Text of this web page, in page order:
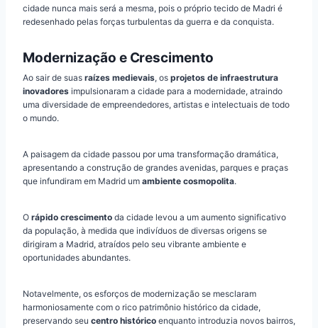
cidade nunca mais será a mesma, pois o próprio tecido de Madri é
redesenhado pelas forças turbulentas da guerra e da conquista.
Modernização e Crescimento
Ao sair de suas raízes medievais, os projetos de infraestrutura
inovadores impulsionaram a cidade para a modernidade, atraindo
uma diversidade de empreendedores, artistas e intelectuais de todo
o mundo.
A paisagem da cidade passou por uma transformação dramática,
apresentando a construção de grandes avenidas, parques e praças
que infundiram em Madrid um ambiente cosmopolita.
O rápido crescimento da cidade levou a um aumento significativo
da população, à medida que indivíduos de diversas origens se
dirigiram a Madrid, atraídos pelo seu vibrante ambiente e
oportunidades abundantes.
Notavelmente, os esforços de modernização se mesclaram
harmoniosamente com o rico patrimônio histórico da cidade,
preservando seu centro histórico enquanto introduzia novos bairros,